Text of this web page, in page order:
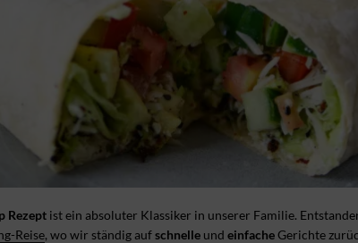
Rezept ist ein absoluter Klassiker in unserer Familie.
Reise, wo wir ständig aufschnelle und einfacheGerichte